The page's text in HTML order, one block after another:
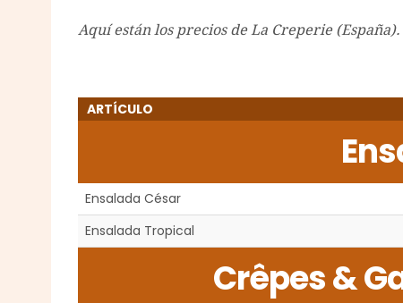
Aquí están los precios de La Creperie (España).
ARTÍCULO
Ensalada César
Ensalada Tropical
Crêpes &